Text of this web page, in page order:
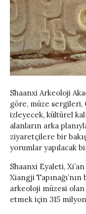
Shaanxi Arkeoloji
göre, müze
izleyecek, kültürel
alanların arka
ziyaretçilere bir
yorumlar yapılacak
Shaanxi Eyaleti,
Xiangji
arkeoloji müzesi olan
etmek için 315